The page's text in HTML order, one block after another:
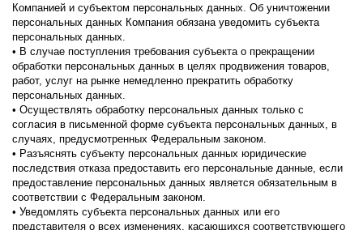
Компанией и субъектом персональных данных. Об уничтожении
персональных данных Компания обязана уведомить субъекта
персональных данных.
• В случае поступления требования субъекта о прекращении
обработки персональных данных в целях продвижения товаров,
работ, услуг на рынке немедленно прекратить обработку
персональных данных.
• Осуществлять обработку персональных данных только с
согласия в письменной форме субъекта персональных данных, в
случаях, предусмотренных Федеральным законом.
• Разъяснять субъекту персональных данных юридические
последствия отказа предоставить его персональные данные, если
предоставление персональных данных является обязательным в
соответствии с Федеральным законом.
• Уведомлять субъекта персональных данных или его
представителя о всех изменениях, касающихся соответствующего